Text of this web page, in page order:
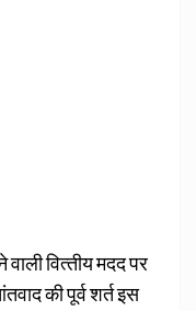
वित्‍तीय मदद पर
की पूर्व शर्त इस